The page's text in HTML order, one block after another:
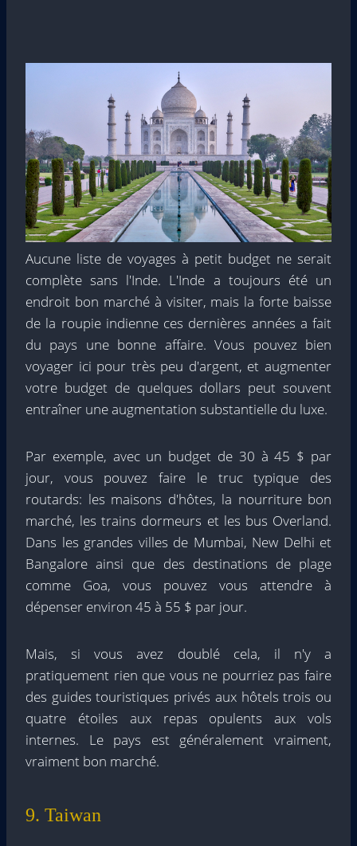
Aucune liste de voyages à petit budget ne serait
complète sans l'Inde. L'Inde a toujours été un
endroit bon marché à visiter, mais la forte baisse
de la roupie indienne ces dernières années a fait
du pays une bonne affaire. Vous pouvez bien
voyager ici pour très peu d'argent, et augmenter
votre budget de quelques dollars peut souvent
entraîner une augmentation substantielle du luxe.
Par exemple, avec un budget de 30 à 45 $ par
jour, vous pouvez faire le truc typique des
routards: les maisons d'hôtes, la nourriture bon
marché, les trains dormeurs et les bus Overland.
Dans les grandes villes de Mumbai, New Delhi et
Bangalore ainsi que des destinations de plage
comme Goa, vous pouvez vous attendre à
dépenser environ 45 à 55 $ par jour.
Mais, si vous avez doublé cela, il n'y a
pratiquement rien que vous ne pourriez pas faire
des guides touristiques privés aux hôtels trois ou
quatre étoiles aux repas opulents aux vols
internes. Le pays est généralement vraiment,
vraiment bon marché.
9. Taiwan